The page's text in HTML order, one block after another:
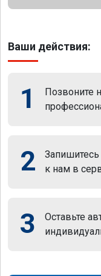
Ваши действия:
1 Позвоните
2
к нам в
3
Оставьте